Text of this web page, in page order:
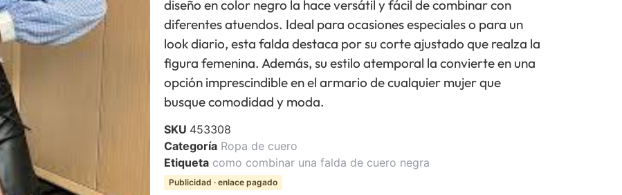
diseño en color negro la hace versátil y fácil de combinar con
diferentes atuendos. Ideal para ocasiones especiales o para un
look diario, esta falda destaca por su corte ajustado que realza la
figura femenina. Además, su estilo atemporal la convierte en una
opción imprescindible en el armario de cualquier mujer que
busque comodidad y moda.
SKU 453308
Categoría Ropa de cuero
Etiqueta como combinar una falda de cuero negra
Publicidad · enlace pagado